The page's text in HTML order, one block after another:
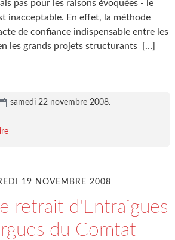
pas pour les raisons évoquées - le
inacceptable. En effet, la méthode
de confiance indispensable entre les
les grands projets structurants
[…]
samedi 22 novembre 2008.
19 NOVEMBRE 2008
retrait d'Entraigues
du Comtat